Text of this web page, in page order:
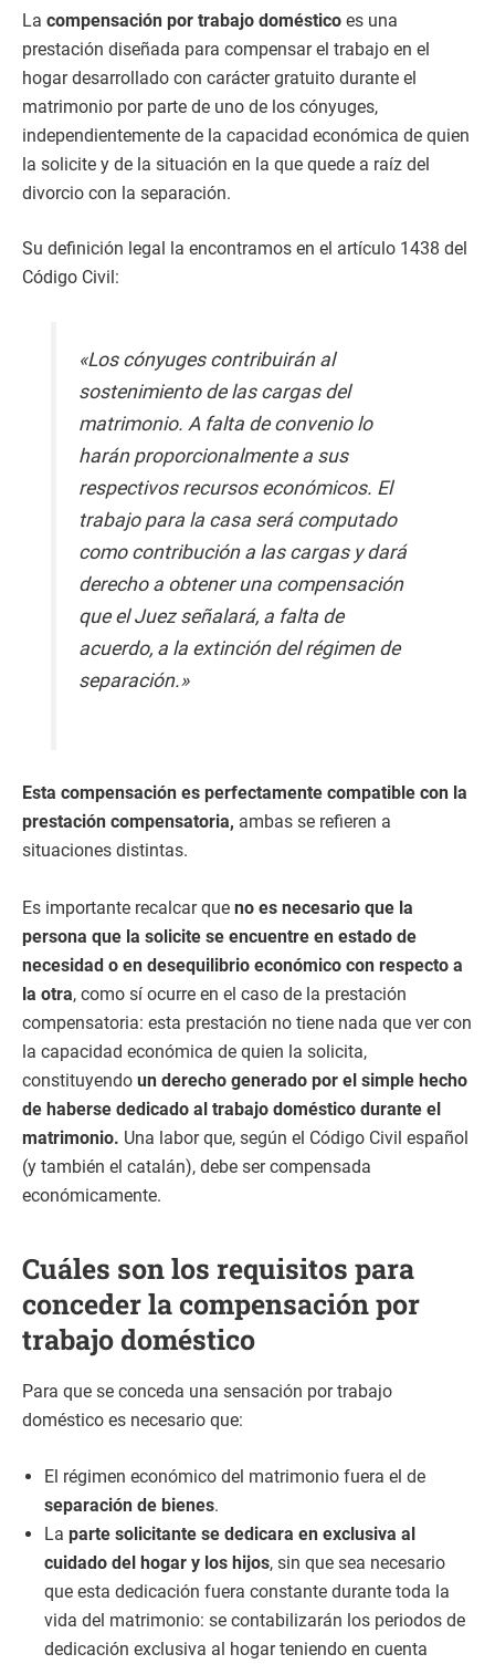
La compensación por trabajo doméstico es una
prestación diseñada para compensar el trabajo en el
hogar desarrollado con carácter gratuito durante el
matrimonio por parte de uno de los cónyuges,
independientemente de la capacidad económica de quien
la solicite y de la situación en la que quede a raíz del
divorcio con la separación.
Su definición legal la encontramos en el artículo 1438 del
Código Civil:
«Los cónyuges contribuirán al
sostenimiento de las cargas del
matrimonio. A falta de convenio lo
harán proporcionalmente a sus
respectivos recursos económicos. El
trabajo para la casa será computado
como contribución a las cargas y dará
derecho a obtener una compensación
que el Juez señalará, a falta de
acuerdo, a la extinción del régimen de
separación.»
Esta compensación es perfectamente compatible con la
prestación compensatoria, ambas se refieren a
situaciones distintas.
Es importante recalcar que no es necesario que la
persona que la solicite se encuentre en estado de
necesidad o en desequilibrio económico con respecto a
la otra, como sí ocurre en el caso de la prestación
compensatoria: esta prestación no tiene nada que ver con
la capacidad económica de quien la solicita,
constituyendo un derecho generado por el simple hecho
de haberse dedicado al trabajo doméstico durante el
matrimonio. Una labor que, según el Código Civil español
(y también el catalán), debe ser compensada
económicamente.
Cuáles son los requisitos para
conceder la compensación por
trabajo doméstico
Para que se conceda una sensación por trabajo
doméstico es necesario que:
El régimen económico del matrimonio fuera el de
separación de bienes.
La parte solicitante se dedicara en exclusiva al
cuidado del hogar y los hijos, sin que sea necesario
que esta dedicación fuera constante durante toda la
vida del matrimonio: se contabilizarán los periodos de
dedicación exclusiva al hogar teniendo en cuenta